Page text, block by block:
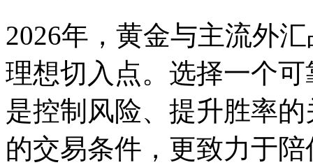
2026年，黄金与主流外
理想切入点。选择一个
是控制风险、提升胜率
的交易条件，更致力于